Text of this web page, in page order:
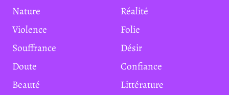
Nature
Réalité
Violence
Folie
Souffrance
Désir
Doute
Confiance
Beauté
Littérature